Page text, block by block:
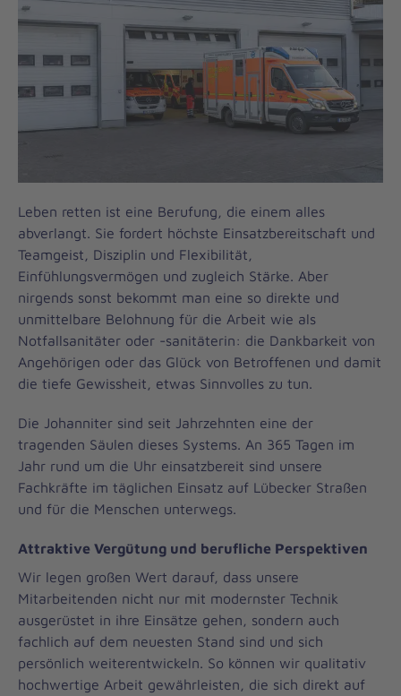
Leben retten ist eine Berufung, die einem alles
abverlangt. Sie fordert höchste Einsatzbereitschaft und
Teamgeist, Disziplin und Flexibilität,
Einfühlungsvermögen und zugleich Stärke. Aber
nirgends sonst bekommt man eine so direkte und
unmittelbare Belohnung für die Arbeit wie als
Notfallsanitäter oder -sanitäterin: die Dankbarkeit von
Angehörigen oder das Glück von Betroffenen und damit
die tiefe Gewissheit, etwas Sinnvolles zu tun.
Die Johanniter sind seit Jahrzehnten eine der
tragenden Säulen dieses Systems. An 365 Tagen im
Jahr rund um die Uhr einsatzbereit sind unsere
Fachkräfte im täglichen Einsatz auf Lübecker Straßen
und für die Menschen unterwegs.
Attraktive Vergütung und berufliche Perspektiven
Wir legen großen Wert darauf, dass unsere
Mitarbeitenden nicht nur mit modernster Technik
ausgerüstet in ihre Einsätze gehen, sondern auch
fachlich auf dem neuesten Stand sind und sich
persönlich weiterentwickeln. So können wir qualitativ
hochwertige Arbeit gewährleisten, die sich direkt auf